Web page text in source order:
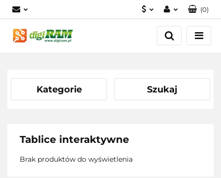
Zaloguj się
Zarejestruj się
(0)
Kategorie Szukaj
Tablice interaktywne
Brak produktów do wyświetlenia